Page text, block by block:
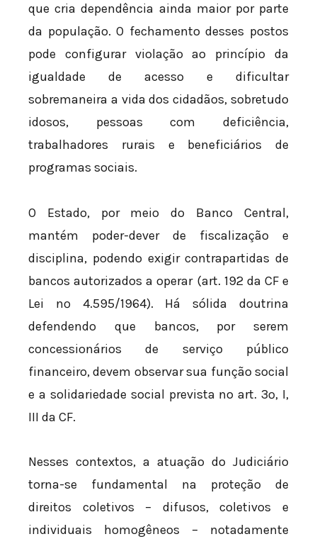
que cria dependência ainda maior por parte
da população. O fechamento desses postos
pode configurar violação ao princípio da
igualdade de acesso e dificultar
sobremaneira a vida dos cidadãos, sobretudo
idosos, pessoas com deficiência,
trabalhadores rurais e beneficiários de
programas sociais.
O Estado, por meio do Banco Central,
mantém poder-dever de fiscalização e
disciplina, podendo exigir contrapartidas de
bancos autorizados a operar (art. 192 da CF e
Lei nº 4.595/1964). Há sólida doutrina
defendendo que bancos, por serem
concessionários de serviço público
financeiro, devem observar sua função social
e a solidariedade social prevista no art. 3º, I,
III da CF.
Nesses contextos, a atuação do Judiciário
torna-se fundamental na proteção de
direitos coletivos – difusos, coletivos e
individuais homogêneos – notadamente